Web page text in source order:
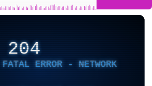
204
ERROR - NETWORK